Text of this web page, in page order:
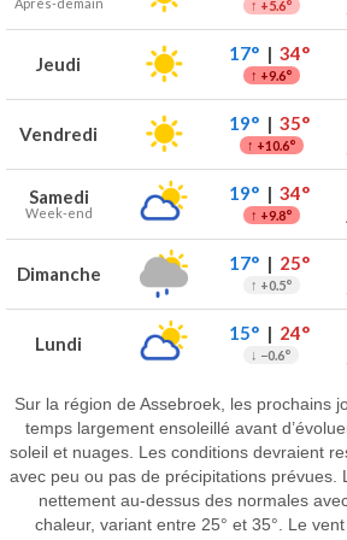
↑ +5.6°
Jeudi 17°| 34°
↑ +9.6°
Vendredi 19°| 35°
↑ +10.6°
Samedi
Week-end
19°| 34°
↑ +9.8°
Dimanche 17°| 25°
↑ +0.5°
Lundi 15°| 24°
↓ −0.6°
Sur la région de Assebroek, les prochains
temps largement ensoleillé avant
soleil et nuages. Les conditions devraient
avec peu ou pas de précipitations prévues.
nettement au-dessus des normales
chaleur, variant entre 25° et 35°. Le